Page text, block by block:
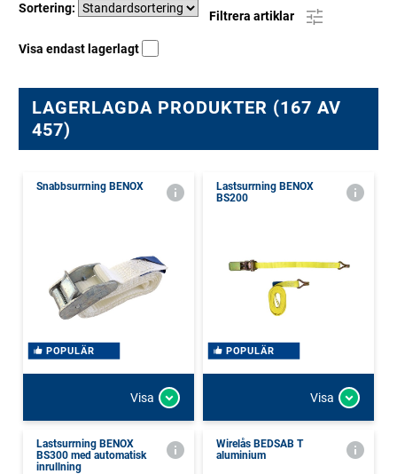
Sortering:
Filtrera artiklar
Visa endast lagerlagt
LAGERLAGDA PRODUKTER (167 AV
457)
Snabbsurrning BENOX
POPULÄR
Visa
Lastsurrning BENOX
BS200
POPULÄR
Visa
Lastsurrning BENOX
BS300 med automatisk
inrullning
Wirelås BEDSAB T
aluminium